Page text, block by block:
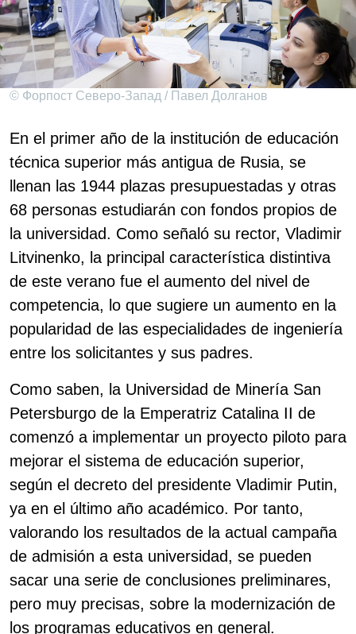
© Форпост Северо-Запад / Павел Долганов
En el primer año de la institución de educación
técnica superior más antigua de Rusia, se
llenan las 1944 plazas presupuestadas y otras
68 personas estudiarán con fondos propios de
la universidad. Como señaló su rector, Vladimir
Litvinenko, la principal característica distintiva
de este verano fue el aumento del nivel de
competencia, lo que sugiere un aumento en la
popularidad de las especialidades de ingeniería
entre los solicitantes y sus padres.
Como saben, la Universidad de Minería San
Petersburgo de la Emperatriz Catalina II de
comenzó a implementar un proyecto piloto para
mejorar el sistema de educación superior,
según el decreto del presidente Vladimir Putin,
ya en el último año académico. Por tanto,
valorando los resultados de la actual campaña
de admisión a esta universidad, se pueden
sacar una serie de conclusiones preliminares,
pero muy precisas, sobre la modernización de
los programas educativos en general.